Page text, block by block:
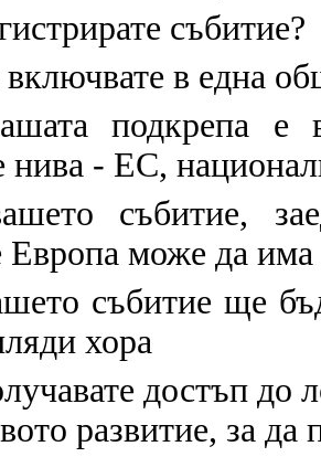
събитие?
в една
подкрепа
нива - ЕС,
събитие,
Европа може да
събитие ще
хора
достъп до
развитие, за